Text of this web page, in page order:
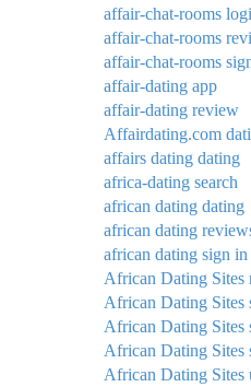
affair-chat-rooms
affair-chat-rooms
affair-chat-rooms
affair-dating app
affair-dating review
Affairdating.com
affairs dating dating
africa-dating search
african dating dating
african dating
african dating sign in
African Dating Sites
African Dating Sites
African Dating Sites
African Dating Sites
African Dating Sites